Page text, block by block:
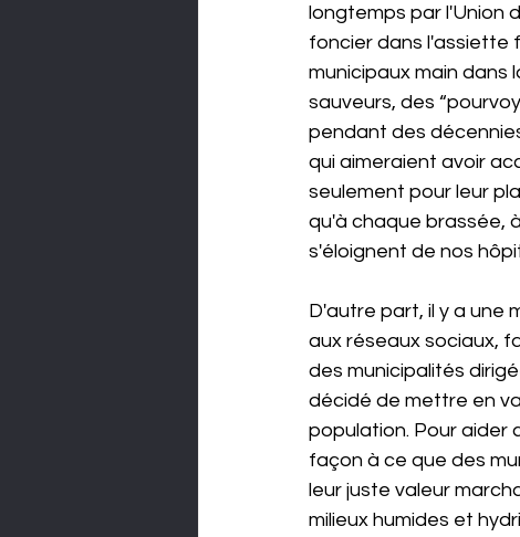
longtemps par l'Union
foncier dans l'assiette
municipaux main dans
sauveurs, des
pendant des
qui aimeraient avoir
seulement pour leur
qu'à chaque brassée,
s'éloignent de nos
D'autre part, il y a une
aux réseaux sociaux,
des municipalités
décidé de mettre en
population. Pour aider
façon à ce que des
leur juste valeur
milieux humides et